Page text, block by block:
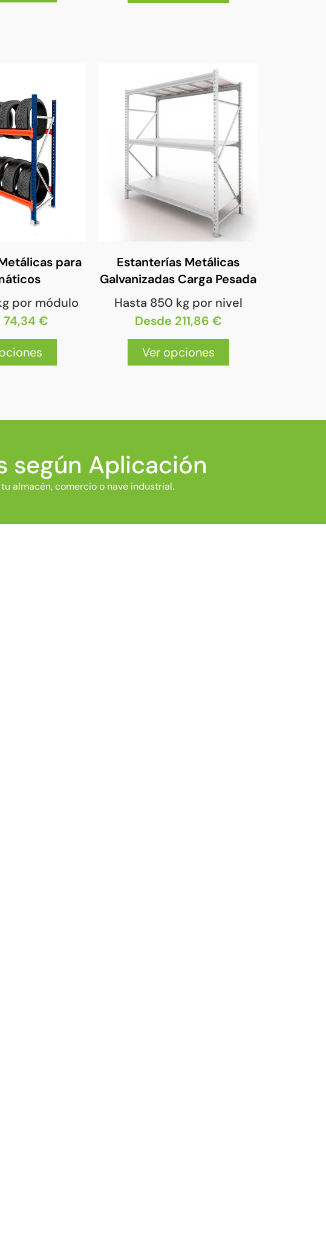
para
por módulo
74,34 €
Estanterías Metálicas
Galvanizadas Carga Pesada
Hasta 850 kg por nivel
Desde 211,86 €
Ver opciones
según Aplicación
almacén, comercio o nave industrial.